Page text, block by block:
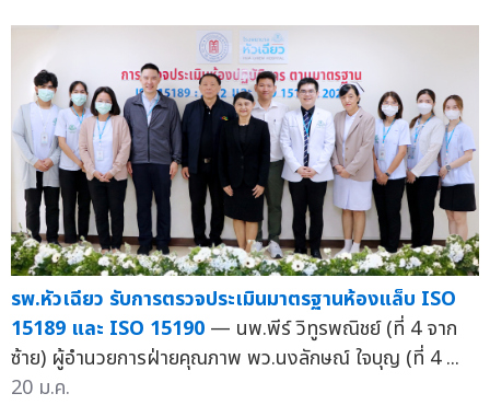
รพ.หัวเฉียว รับการตรวจประเมินมาตรฐานห้องแล็บ ISO
15189 และ ISO 15190 — นพ.พีร์ วิทูรพณิชย์ (ที่ 4 จาก
ซ้าย) ผู้อำนวยการฝ่ายคุณภาพ พว.นงลักษณ์ ใจบุญ (ที่ 4 ...
20 ม.ค.